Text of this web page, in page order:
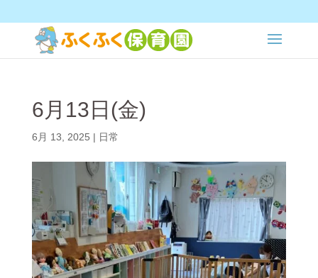
6月13日(金)
6月 13, 2025 | 日常